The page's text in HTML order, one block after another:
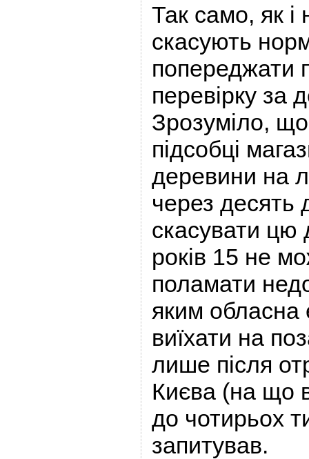
Так само, як і
скасують
попереджати
перевірку за
Зрозуміло, що
підсобці
деревини на
через десять
скасувати цю
років 15 не
поламати
яким обласна
виїхати на
лише після
Києва (на що
до чотирьох
запитував.